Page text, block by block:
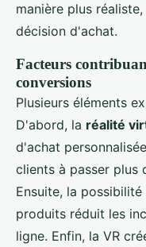
manière plus
décision d'achat.
Facteurs
conversions
Plusieurs éléments
D'abord, la réalité
d'achat
clients à passer plus
Ensuite, la
produits réduit les
ligne. Enfin, la VR